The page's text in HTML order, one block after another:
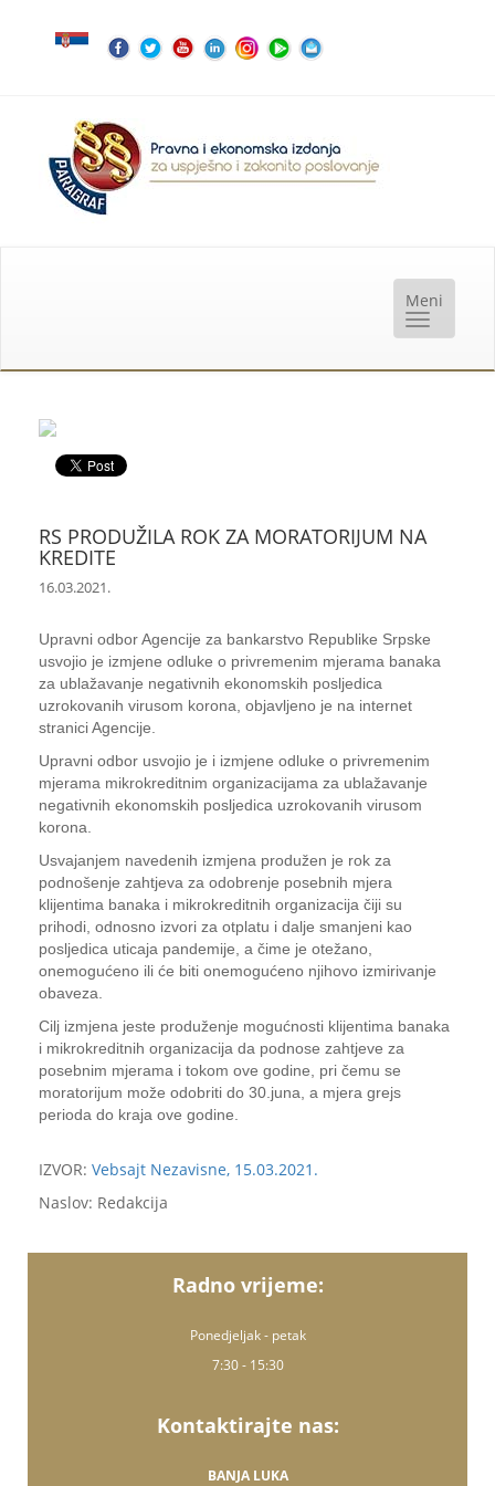
RS PRODUŽILA ROK ZA MORATORIJUM NA
KREDITE
16.03.2021.
Upravni odbor Agencije za bankarstvo Republike Srpske
usvojio je izmjene odluke o privremenim mjerama banaka
za ublažavanje negativnih ekonomskih posljedica
uzrokovanih virusom korona, objavljeno je na internet
stranici Agencije.
Upravni odbor usvojio je i izmjene odluke o privremenim
mjerama mikrokreditnim organizacijama za ublažavanje
negativnih ekonomskih posljedica uzrokovanih virusom
korona.
Usvajanjem navedenih izmjena produžen je rok za
podnošenje zahtjeva za odobrenje posebnih mjera
klijentima banaka i mikrokreditnih organizacija čiji su
prihodi, odnosno izvori za otplatu i dalje smanjeni kao
posljedica uticaja pandemije, a čime je otežano,
onemogućeno ili će biti onemogućeno njihovo izmirivanje
obaveza.
Cilj izmjena jeste produženje mogućnosti klijentima banaka
i mikrokreditnih organizacija da podnose zahtjeve za
posebnim mjerama i tokom ove godine, pri čemu se
moratorijum može odobriti do 30.juna, a mjera grejs
perioda do kraja ove godine.
IZVOR: Vebsajt Nezavisne, 15.03.2021.
Naslov: Redakcija
Radno vrijeme:
Ponedjeljak - petak
7:30 - 15:30
Kontaktirajte nas:
BANJA LUKA